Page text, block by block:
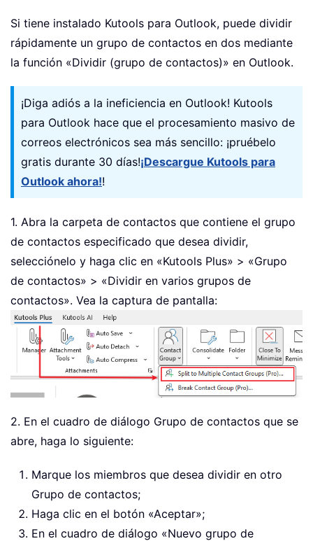
Si tiene instalado Kutools para Outlook, puede dividir
rápidamente un grupo de contactos en dos mediante
la función «Dividir (grupo de contactos)» en Outlook.
¡Diga adiós a la ineficiencia en Outlook! Kutools
para Outlook hace que el procesamiento masivo de
correos electrónicos sea más sencillo: ¡pruébelo
gratis durante 30 días!¡Descargue Kutools para
Outlook ahora!!
1. Abra la carpeta de contactos que contiene el grupo
de contactos especificado que desea dividir,
selecciónelo y haga clic en «Kutools Plus» > «Grupo
de contactos» > «Dividir en varios grupos de
contactos». Vea la captura de pantalla:
2. En el cuadro de diálogo Grupo de contactos que se
abre, haga lo siguiente:
Marque los miembros que desea dividir en otro
Grupo de contactos;
Haga clic en el botón «Aceptar»;
En el cuadro de diálogo «Nuevo grupo de